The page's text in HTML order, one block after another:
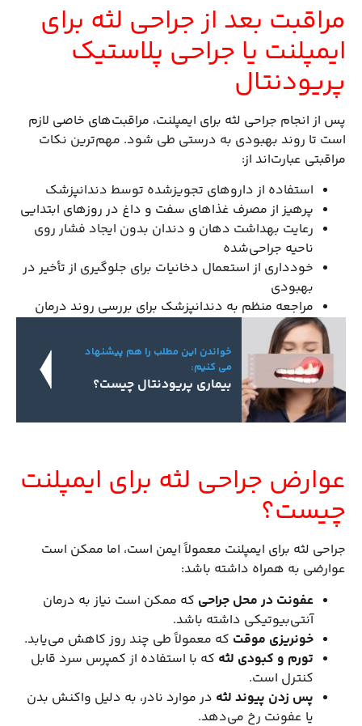
مراقبت بعد از جراحی لثه برای
ایمپلنت یا جراحی پلاستیک
پریودنتال
پس از انجام جراحی لثه برای ایمپلنت، مراقبت‌های خاصی لازم
است تا روند بهبودی به درستی طی شود. مهم‌ترین نکات
مراقبتی عبارت‌اند از:
استفاده از داروهای تجویزشده توسط دندانپزشک
پرهیز از مصرف غذاهای سفت و داغ در روزهای ابتدایی
رعایت بهداشت دهان و دندان بدون ایجاد فشار روی
ناحیه جراحی‌شده
خودداری از استعمال دخانیات برای جلوگیری از تأخیر در
بهبودی
مراجعه منظم به دندانپزشک برای بررسی روند درمان
خواندن این مطلب را هم پیشنهاد
می کنیم:
بیماری پریودنتال چیست؟
عوارض جراحی لثه برای ایمپلنت
چیست؟
جراحی لثه برای ایمپلنت معمولاً ایمن است، اما ممکن است
عوارضی به همراه داشته باشد:
عفونت در محل جراحی که ممکن است نیاز به درمان
آنتی‌بیوتیکی داشته باشد.
خونریزی موقت که معمولاً طی چند روز کاهش می‌یابد.
تورم و کبودی لثه که با استفاده از کمپرس سرد قابل
کنترل است.
پس زدن پیوند لثه در موارد نادر، به دلیل واکنش بدن
یا عفونت رخ می‌دهد.